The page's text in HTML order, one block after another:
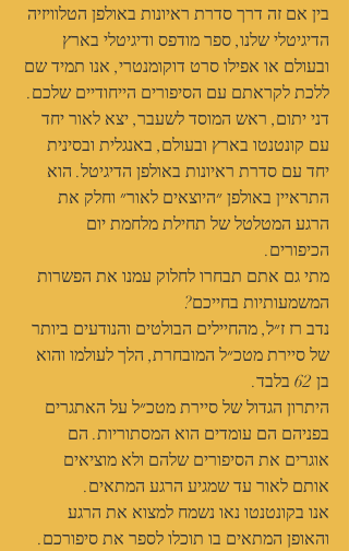
בין אם זה דרך סדרת ראיונות באולפן הטלוויזיה
הדיגיטלי שלנו, ספר מודפס ודיגיטלי בארץ
ובעולם או אפילו סרט דוקומנטרי, אנו תמיד שם
ללכת לקראתם עם הסיפורים הייחודיים שלכם.
דני יתום, ראש המוסד לשעבר, יצא לאור יחד
עם קונטנטו בארץ ובעולם, באנגלית ובסינית
יחד עם סדרת ראיונות באולפן הדיגיטל. הוא
התראיין באולפן ״היוצאים לאור״ וחלק את
הרגע המטלטל של תחילת מלחמת יום
הכיפורים.
מתי גם אתם תבחרו לחלוק עמנו את הפשרות
המשמעותיות בחייכם?
נדב רז ז״ל, מהחיילים הבולטים והנודעים ביותר
של סיירת מטכ״ל המובחרת, הלך לעולמו והוא
בן 62 בלבד.
היתרון הגדול של סיירת מטכ״ל על האתגרים
בפניהם הם עומדים הוא המסתוריות. הם
אוגרים את הסיפורים שלהם ולא מוציאים
אותם לאור עד שמגיע הרגע המתאים.
אנו בקונטנטו נאו נשמח למצוא את הרגע
והאופן המתאים בו תוכלו לספר את סיפורכם.